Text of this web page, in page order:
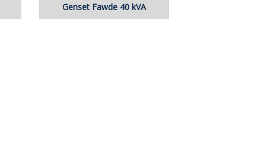
Genset Fawde 40 kVA